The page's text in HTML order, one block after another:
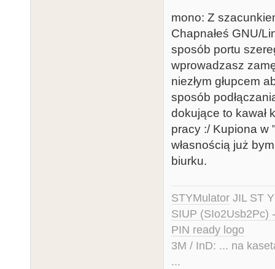
mono: Z
Chapnałeś GNU/
sposób portu
wprowadzasz
niezłym głupcem
sposób
dokujące to kawał
pracy :/ Kupiona w
własnością już
biurku.
STYMulator JIL ST
SIUP (SIo2Usb2Pc)
PIN ready logo
3M / InD: ... na
...